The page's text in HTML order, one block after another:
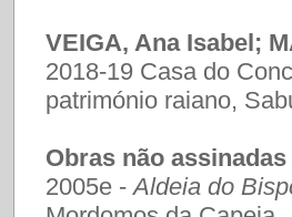
VEIGA, Ana Isabel;
2018-19 Casa do
património raiano,
Obras não
2005e -Aldeia do